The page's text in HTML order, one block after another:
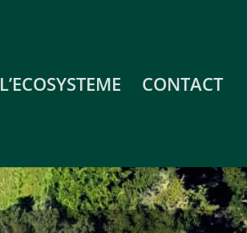
L’ECOSYSTEME CONTACT